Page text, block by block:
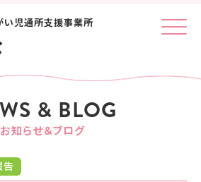
い児通所支援事業所
Click
& BLOG
お知らせ＆ブログ
告